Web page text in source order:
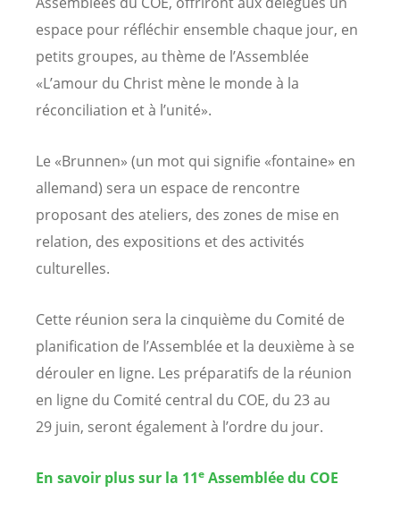
espace pour réfléchir ensemble chaque jour, en
petits groupes, au thème de l’Assemblée
«L’amour du Christ mène le monde à la
réconciliation et à l’unité».
Le «Brunnen» (un mot qui signifie «fontaine» en
allemand) sera un espace de rencontre
proposant des ateliers, des zones de mise en
relation, des expositions et des activités
culturelles.
Cette réunion sera la cinquième du Comité de
planification de l’Assemblée et la deuxième à se
dérouler en ligne. Les préparatifs de la réunion
en ligne du Comité central du COE, du 23 au
29 juin, seront également à l’ordre du jour.
En savoir plus sur la 11e Assemblée du COE